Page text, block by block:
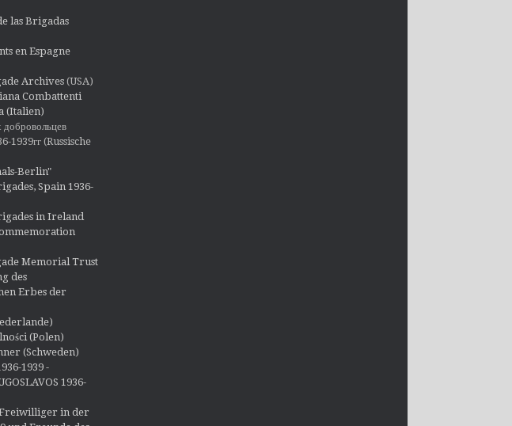
las Brigadas
en Espagne
Archives(USA)
Combattenti
(Italien)
1939гг (Russische
Berlin"
Spain 1936-
in Ireland
Memorial Trust
des
Erbes der
(Polen)
(Schweden)
1939 -
1936-
in der